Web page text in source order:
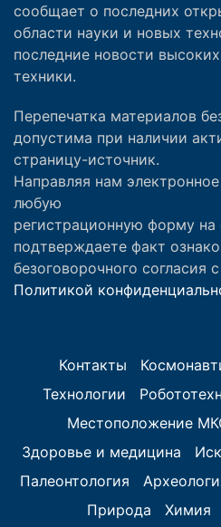
сообщает о последних
области науки и новых
последние новости
техники.
Перепечатка материалов
допустима при наличии
страницу-источник.
Направляя нам
любую
регистрационную форму на
подтверждаете факт
безоговорочного согласия
Политикой
Контакты
Технологии
Местоположение
Здоровье и медицина
Палеонтология
Природа
Химия